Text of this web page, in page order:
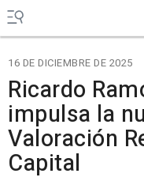
16 DE DICIEMBRE DE 2025
Ricardo
impulsa la
Valoración
Capital